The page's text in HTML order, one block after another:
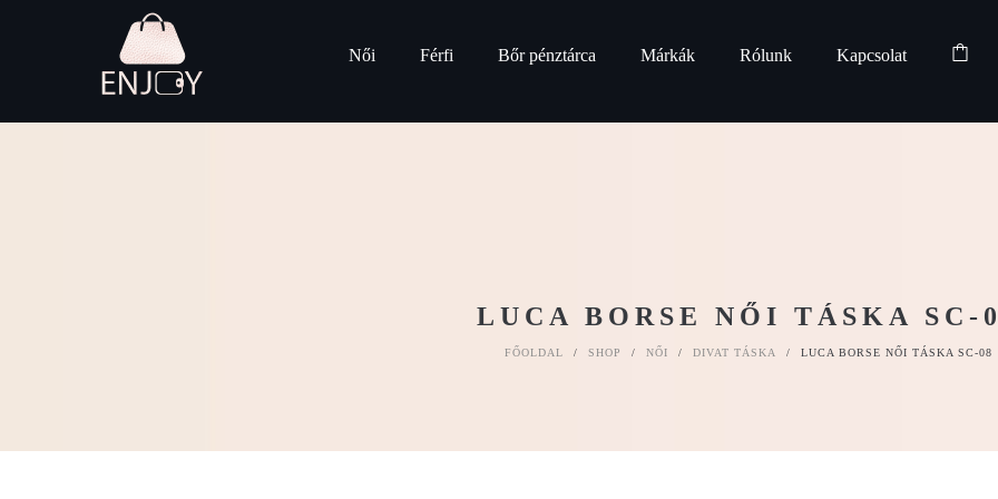
Női Férfi Bőr pénztárca Márkák Rólunk Kapcsolat
LUCA BORSE NŐI TÁSKA SC-
FŐOLDAL / SHOP / NŐI / DIVAT TÁSKA / LUCA BORSE NŐI TÁSKA SC-08